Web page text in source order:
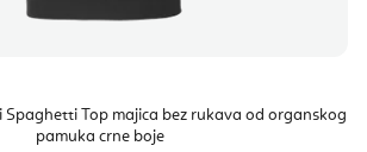
Spaghetti Top majica bez rukava od organskog
pamuka crne boje